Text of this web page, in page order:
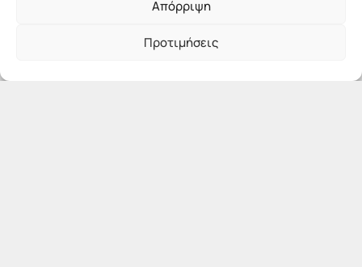
Απόρριψη
Προτιμήσεις